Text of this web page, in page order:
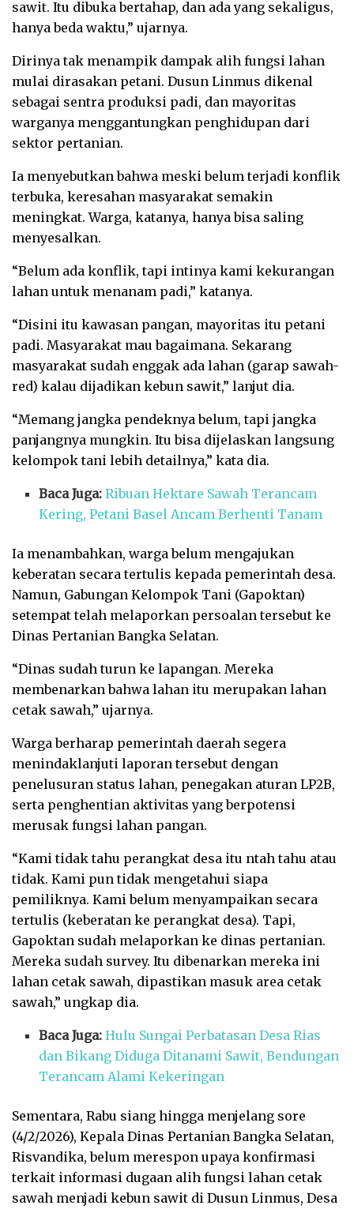
sawit. Itu dibuka bertahap, dan ada yang sekaligus,
hanya beda waktu,” ujarnya.
Dirinya tak menampik dampak alih fungsi lahan
mulai dirasakan petani. Dusun Linmus dikenal
sebagai sentra produksi padi, dan mayoritas
warganya menggantungkan penghidupan dari
sektor pertanian.
Ia menyebutkan bahwa meski belum terjadi konflik
terbuka, keresahan masyarakat semakin
meningkat. Warga, katanya, hanya bisa saling
menyesalkan.
“Belum ada konflik, tapi intinya kami kekurangan
lahan untuk menanam padi,” katanya.
“Disini itu kawasan pangan, mayoritas itu petani
padi. Masyarakat mau bagaimana. Sekarang
masyarakat sudah enggak ada lahan (garap sawah-
red) kalau dijadikan kebun sawit,” lanjut dia.
“Memang jangka pendeknya belum, tapi jangka
panjangnya mungkin. Itu bisa dijelaskan langsung
kelompok tani lebih detailnya,” kata dia.
Baca Juga:Ribuan Hektare Sawah Terancam
Kering, Petani Basel Ancam Berhenti Tanam
Ia menambahkan, warga belum mengajukan
keberatan secara tertulis kepada pemerintah desa.
Namun, Gabungan Kelompok Tani (Gapoktan)
setempat telah melaporkan persoalan tersebut ke
Dinas Pertanian Bangka Selatan.
“Dinas sudah turun ke lapangan. Mereka
membenarkan bahwa lahan itu merupakan lahan
cetak sawah,” ujarnya.
Warga berharap pemerintah daerah segera
menindaklanjuti laporan tersebut dengan
penelusuran status lahan, penegakan aturan LP2B,
serta penghentian aktivitas yang berpotensi
merusak fungsi lahan pangan.
“Kami tidak tahu perangkat desa itu ntah tahu atau
tidak. Kami pun tidak mengetahui siapa
pemiliknya. Kami belum menyampaikan secara
tertulis (keberatan ke perangkat desa). Tapi,
Gapoktan sudah melaporkan ke dinas pertanian.
Mereka sudah survey. Itu dibenarkan mereka ini
lahan cetak sawah, dipastikan masuk area cetak
sawah,” ungkap dia.
Baca Juga: Hulu Sungai Perbatasan Desa Rias
dan Bikang Diduga Ditanami Sawit, Bendungan
Terancam Alami Kekeringan
Sementara, Rabu siang hingga menjelang sore
(4/2/2026), Kepala Dinas Pertanian Bangka Selatan,
Risvandika, belum merespon upaya konfirmasi
terkait informasi dugaan alih fungsi lahan cetak
sawah menjadi kebun sawit di Dusun Linmus, Desa